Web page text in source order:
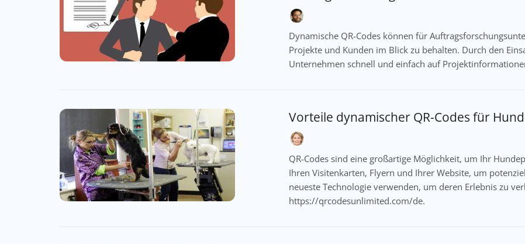
Dynamische QR-Codes können für
Projekte und Kunden im Blick zu behalten. Durch den
Unternehmen schnell und einfach auf
Vorteile dynamischer QR-Codes für
QR-Codes sind eine großartige Möglichkeit, um Ihr
Ihren Visitenkarten, Flyern und Ihrer Website, um
neueste Technologie verwenden, um deren Erlebnis zu
https://qrcodesunlimited.com/de.